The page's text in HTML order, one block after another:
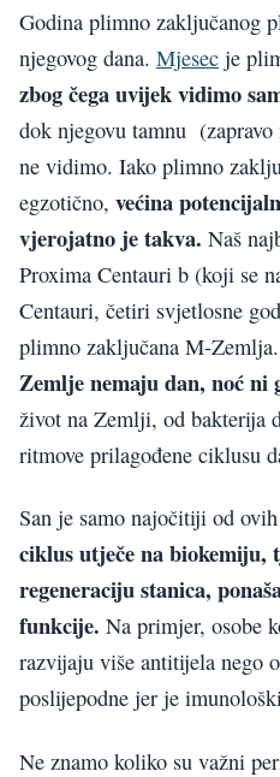
Godina plimno zaključanog
njegovog dana. Mjesec je
zbog čega uvijek vidimo
dok njegovu tamnu
ne vidimo. Iako plimno
egzotično, većina
vjerojatno je takva. Naš
Proxima Centauri b (koji se
Centauri, četiri svjetlosne
plimno zaključana M-
Zemlje nemaju dan, noć ni
život na Zemlji, od bakterija
ritmove prilagođene ciklusu
San je samo najočitiji od
ciklus utječe na biokemiju,
regeneraciju stanica,
funkcije. Na primjer, osobe
razvijaju više antitijela nego
poslijepodne jer je
Ne znamo koliko su važni